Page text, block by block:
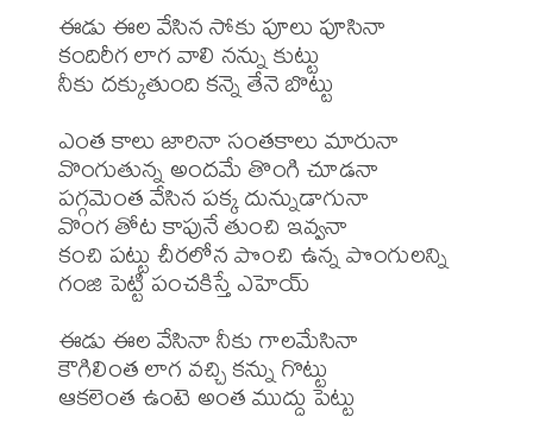
ఈడు ఈల వేసిన సోకు పూలు పూసినా
కందిరీగ లాగ వాలి నన్ను కుట్టు
నీకు దక్కుతుంది కన్నె తేనె బొట్టు
ఎంత కాలు జారినా సంతకాలు మారునా
వొంగుతున్న అందమే తొంగి చూడనా
పగ్గమెంత వేసిన పక్క దున్నుడాగునా
వొంగ తోట కాపునే తుంచి ఇవ్వనా
కంచి పట్టు చీరలోన పొంచి ఉన్న పొంగులన్ని
గంజి పెట్టి పంచకిస్తే ఎహెయ్
ఈడు ఈల వేసినా నీకు గాలమేసినా
కౌగిలింత లాగ వచ్చి కన్ను గొట్టు
ఆకలెంత ఉంటె అంత ముద్దు పెట్టు